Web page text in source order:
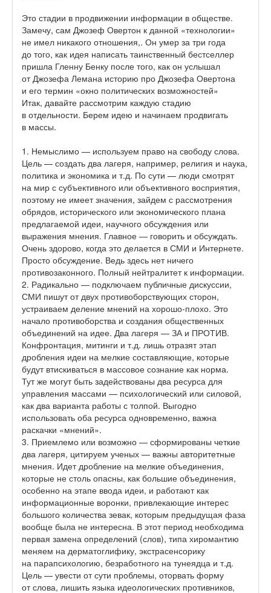
Это стадии в продвижении информации в обществе.
Замечу, сам Джозеф Овертон к данной «технологии»
не имел никакого отношения,. Он умер за три года
до того, как идея написать таинственный бестселлер
пришла Гленну Бенку после того, как он услышал
от Джозефа Лемана историю про Джозефа Овертона
и его термин «окно политических возможностей»
Итак, давайте рассмотрим каждую стадию
в отдельности. Берем идею и начинаем продвигать
в массы.
1. Немыслимо — используем право на свободу слова.
Цель — создать два лагеря, например, религия и наука,
политика и экономика и т.д. По сути — люди смотрят
на мир с субъективного или объективного восприятия,
поэтому не имеет значения, зайдем с рассмотрения
обрядов, исторического или экономического плана
предлагаемой идеи, научного обсуждения или
выражения мнения. Главное — говорить и обсуждать.
Очень здорово, когда это делается в СМИ и Интернете.
Просто обсуждение. Ведь здесь нет ничего
противозаконного. Полный нейтралитет к информации.
2. Радикально — подключаем публичные дискуссии,
СМИ пишут от двух противоборствующих сторон,
устраиваем деление мнений на хорошо-плохо. Это
начало противоборства и создания общественных
объединений на идее. Два лагеря — ЗА и ПРОТИВ.
Конфронтация, митинги и т.д. лишь отразят этап
дробления идеи на мелкие составляющие, которые
будут втискиваться в массовое сознание как норма.
Тут же могут быть задействованы два ресурса для
управления массами — психологический или силовой,
как два варианта работы с толпой. Выгодно
использовать оба ресурса одновременно, важна
раскачки «мнений».
3. Приемлемо или возможно — сформированы четкие
два лагеря, цитируем ученых — важны авторитетные
мнения. Идет дробление на мелкие объединения,
которые не столь опасны, как большие объединения,
особенно на этапе ввода идеи, и работают как
информационные воронки, привлекающие интерес
большого количества зевак, которым предыдущая фаза
вообще была не интересна. В этот период необходима
первая замена определений (слов), типа хиромантию
меняем на дерматоглифику, экстрасенсорику
на парапсихологию, безработного на тунеядца и т.д.
Цель — увести от сути проблемы, оторвать форму
от слова, лишить языка идеологических противников,